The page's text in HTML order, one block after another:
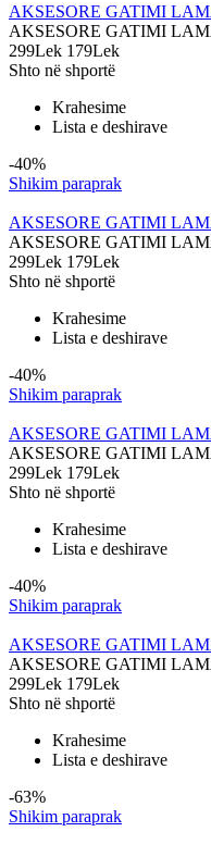
AKSESORE GATIMI
AKSESORE GATIMI
299Lek 179Lek
Shto në shportë
Krahesime
Lista e deshirave
-40%
Shikim paraprak
AKSESORE GATIMI
AKSESORE GATIMI
299Lek 179Lek
Shto në shportë
Krahesime
Lista e deshirave
-40%
Shikim paraprak
AKSESORE GATIMI
AKSESORE GATIMI
299Lek 179Lek
Shto në shportë
Krahesime
Lista e deshirave
-40%
Shikim paraprak
AKSESORE GATIMI
AKSESORE GATIMI
299Lek 179Lek
Shto në shportë
Krahesime
Lista e deshirave
-63%
Shikim paraprak